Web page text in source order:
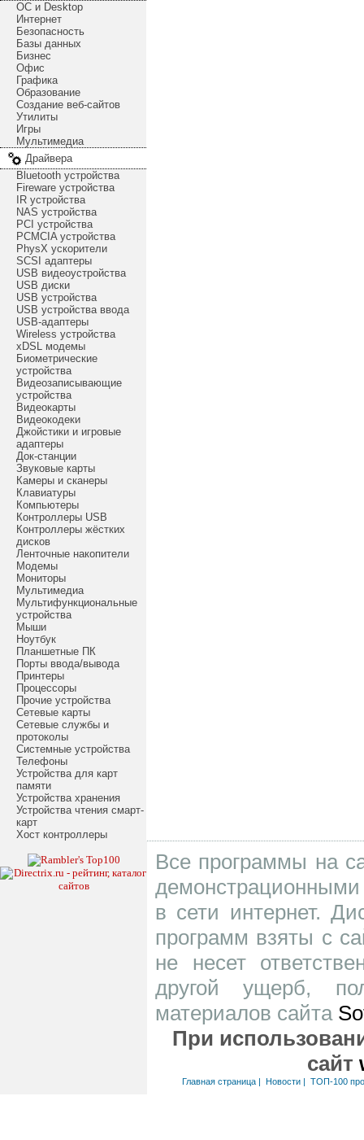
ОС и Desktop
Интернет
Безопасность
Базы данных
Бизнес
Офис
Графика
Образование
Создание веб-сайтов
Утилиты
Игры
Мультимедиа
Драйвера
Bluetooth устройства
Fireware устройства
IR устройства
NAS устройства
PCI устройства
PCMCIA устройства
PhysX ускорители
SCSI адаптеры
USB видеоустройства
USB диски
USB устройства
USB устройства ввода
USB-адаптеры
Wireless устройства
xDSL модемы
Биометрические
устройства
Видеозаписывающие
устройства
Видеокарты
Видеокодеки
Джойстики и игровые
адаптеры
Док-станции
Звуковые карты
Камеры и сканеры
Клавиатуры
Компьютеры
Контроллеры USB
Контроллеры жёстких
дисков
Ленточные накопители
Модемы
Мониторы
Мультимедиа
Мультифункциональные
устройства
Мыши
Ноутбук
Планшетные ПК
Порты ввода/вывода
Принтеры
Процессоры
Прочие устройства
Сетевые карты
Сетевые службы и
протоколы
Системные устройства
Телефоны
Устройства для карт
памяти
Устройства хранения
Устройства чтения смарт-
карт
Хост контроллеры
Все программы на
в сети интернет.
программ взяты с
не несет
другой ущерб,
материалов сайта
При
сайт
Главная страница| Новости| ТОП-100